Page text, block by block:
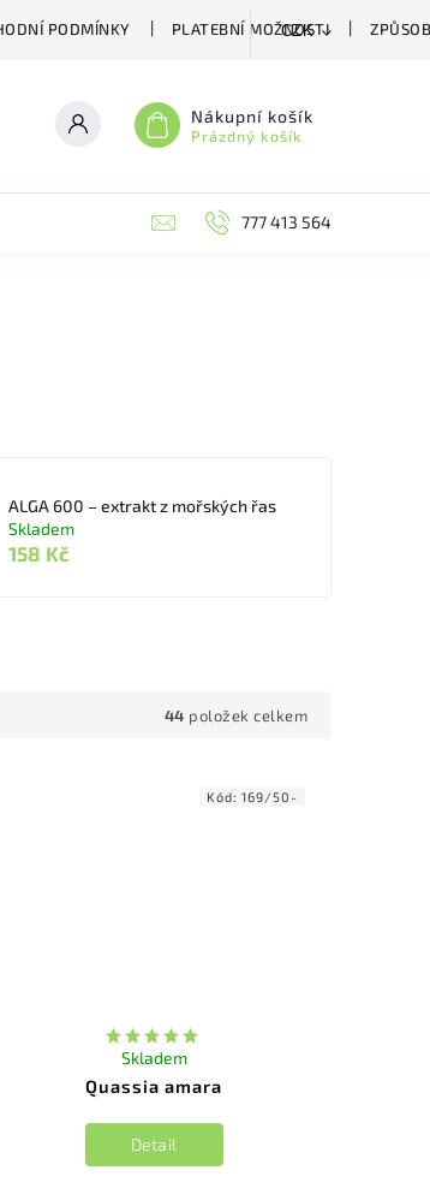
PODMÍNKY PLATEBNÍ MOŽNOSTI
CZK
Nákupní košík
Prázdný košík
BIOAGENS777 413 564
ALGA 600 – extrakt z mořských řas
Skladem
158 Kč
44 položek celkem
Quassia amara
Skladem
Detail
Kód:169/50-